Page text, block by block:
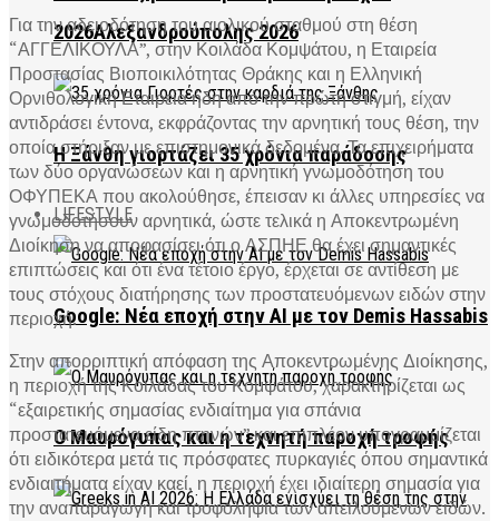
2026Αλεξανδρούπολης 2026
Η Ξάνθη γιορτάζει 35 χρόνια παράδοσης
LIFESTYLE
Google: Νέα εποχή στην AI με τον Demis Hassabis
Ο Μαυρόγυπας και η τεχνητή παροχή τροφής
Για την αδειοδότηση του αιολικού σταθμού στη θέση
“ΑΓΓΕΛΙΚΟΥΛΑ”, στην Κοιλάδα Κομψάτου, η Εταιρεία
Προστασίας Βιοποικιλότητας Θράκης και η Ελληνική
Ορνιθολογική Εταιρεία ήδη από την πρώτη στιγμή, είχαν
αντιδράσει έντονα, εκφράζοντας την αρνητική τους θέση, την
οποία στήριξαν με επιστημονικά δεδομένα. Τα επιχειρήματα
των δύο οργανώσεων και η αρνητική γνωμοδότηση του
ΟΦΥΠΕΚΑ που ακολούθησε, έπεισαν κι άλλες υπηρεσίες να
γνωμοδοτήσουν αρνητικά, ώστε τελικά η Αποκεντρωμένη
Διοίκηση να αποφασίσει ότι ο ΑΣΠΗΕ θα έχει σημαντικές
επιπτώσεις και ότι ένα τέτοιο έργο, έρχεται σε αντίθεση με
τους στόχους διατήρησης των προστατευόμενων ειδών στην
περιοχή.
Στην απορριπτική απόφαση της Αποκεντρωμένης Διοίκησης,
η περιοχή της Κοιλάδας του Κομψάτου, χαρακτηρίζεται ως
“εξαιρετικής σημασίας ενδιαίτημα για σπάνια
προστατευόμενα είδη πτηνών” και επιπλέον υπογραμμίζεται
ότι ειδικότερα μετά τις πρόσφατες πυρκαγιές όπου σημαντικά
ενδιαιτήματα είχαν καεί, η περιοχή έχει ιδιαίτερη σημασία για
την αναπαραγωγή και τροφοληψία των απειλούμενων ειδών.